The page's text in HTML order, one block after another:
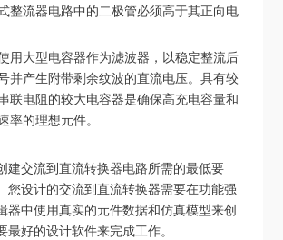
整流器电路中的二极管必须高于其正向电
用大型电容器作为滤波器，以稳定整流后
并产生附带剩余纹波的直流电压。具有较
联电阻的较大电容器是确保高充电容量和
率的理想元件。
建交流到直流转换器电路所需的最低要
您设计的交流到直流转换器需要在功能强
器中使用真实的元件数据和仿真模型来创
最好的设计软件来完成工作。